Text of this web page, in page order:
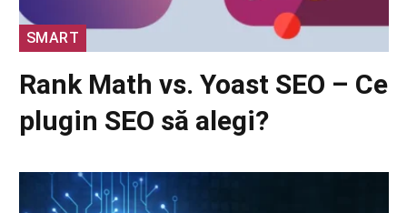
SMART
Rank Math vs. Yoast SEO – Ce
plugin SEO să alegi?